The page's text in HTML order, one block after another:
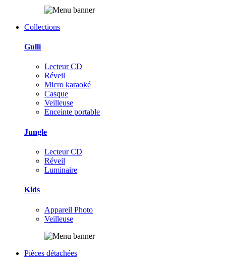
Collections
Gulli
Lecteur CD
Réveil
Micro karaoké
Casque
Veilleuse
Enceinte portable
Jungle
Lecteur CD
Réveil
Luminaire
Kids
Appareil Photo
Veilleuse
Pièces détachées